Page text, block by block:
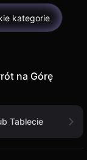
kategorie
na Górę
Tablecie